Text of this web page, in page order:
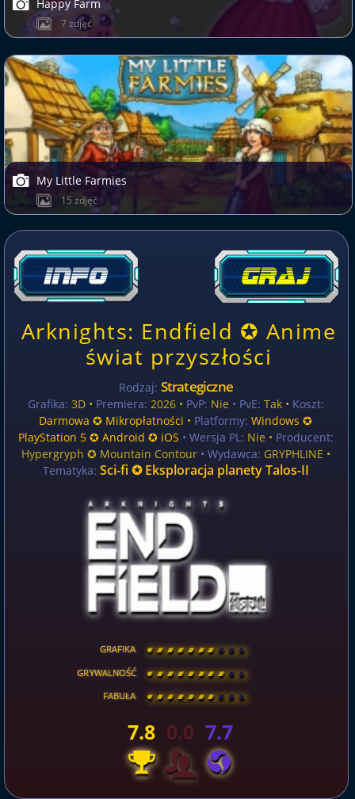
Happy Farm
7 zdjęć
My Little Farmies
15 zdjęć
Arknights: Endfield ✪ Anime
świat przyszłości
Rodzaj: Strategiczne
Grafika: 3D • Premiera: 2026 • PvP: Nie • PvE: Tak • Koszt:
Darmowa ✪ Mikropłatności • Platformy: Windows ✪
PlayStation 5 ✪ Android ✪ iOS • Wersja PL: Nie • Producent:
Hypergryph ✪ Mountain Contour• Wydawca: GRYPHLINE •
Tematyka: Sci-fi ✪ Eksploracja planety Talos-II
GRAFIKA [ \ \ \ \ \ \ \ \ ]
GRYWALNOŚĆ [ \ \ \ \ \ \ \ \ ]
FABUŁA [ \ \ \ \ \ \ \ \ ]
7.8 0.0 7.7